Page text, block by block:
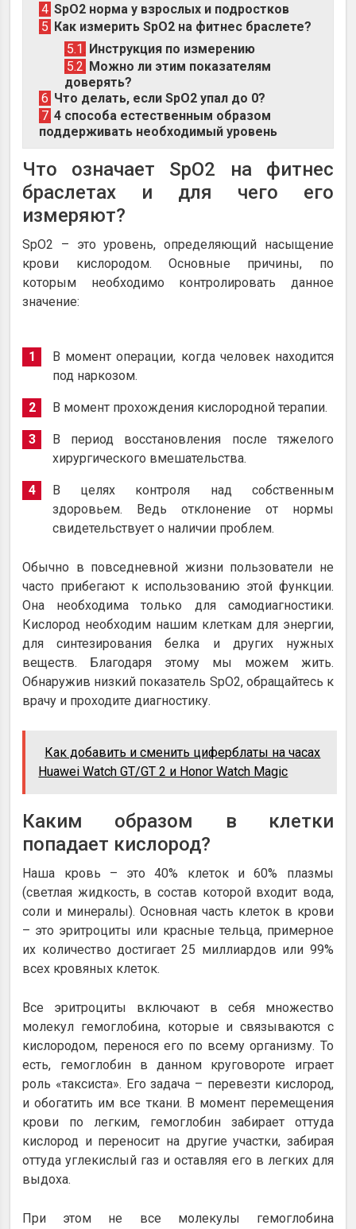
4 SpO2 норма у взрослых и подростков
5 Как измерить SpO2 на фитнес браслете?
5.1 Инструкция по измерению
5.2 Можно ли этим показателям
доверять?
6 Что делать, если SpO2 упал до 0?
7 4 способа естественным образом
поддерживать необходимый уровень
Что означает SpO2 на фитнес
браслетах и для чего его
измеряют?
SpO2 – это уровень, определяющий насыщение
крови кислородом. Основные причины, по
которым необходимо контролировать данное
значение:
В момент операции, когда человек находится
под наркозом.
В момент прохождения кислородной терапии.
В период восстановления после тяжелого
хирургического вмешательства.
В целях контроля над собственным
здоровьем. Ведь отклонение от нормы
свидетельствует о наличии проблем.
Обычно в повседневной жизни пользователи не
часто прибегают к использованию этой функции.
Она необходима только для самодиагностики.
Кислород необходим нашим клеткам для энергии,
для синтезирования белка и других нужных
веществ. Благодаря этому мы можем жить.
Обнаружив низкий показатель SpO2, обращайтесь к
врачу и проходите диагностику.
Как добавить и сменить циферблаты на часах
Huawei Watch GT/GT 2 и Honor Watch Magic
Каким образом в клетки
попадает кислород?
Наша кровь – это 40% клеток и 60% плазмы
(светлая жидкость, в состав которой входит вода,
соли и минералы). Основная часть клеток в крови
– это эритроциты или красные тельца, примерное
их количество достигает 25 миллиардов или 99%
всех кровяных клеток.
Все эритроциты включают в себя множество
молекул гемоглобина, которые и связываются с
кислородом, перенося его по всему организму. То
есть, гемоглобин в данном круговороте играет
роль «таксиста». Его задача – перевезти кислород,
и обогатить им все ткани. В момент перемещения
крови по легким, гемоглобин забирает оттуда
кислород и переносит на другие участки, забирая
оттуда углекислый газ и оставляя его в легких для
выдоха.
При этом не все молекулы гемоглобина